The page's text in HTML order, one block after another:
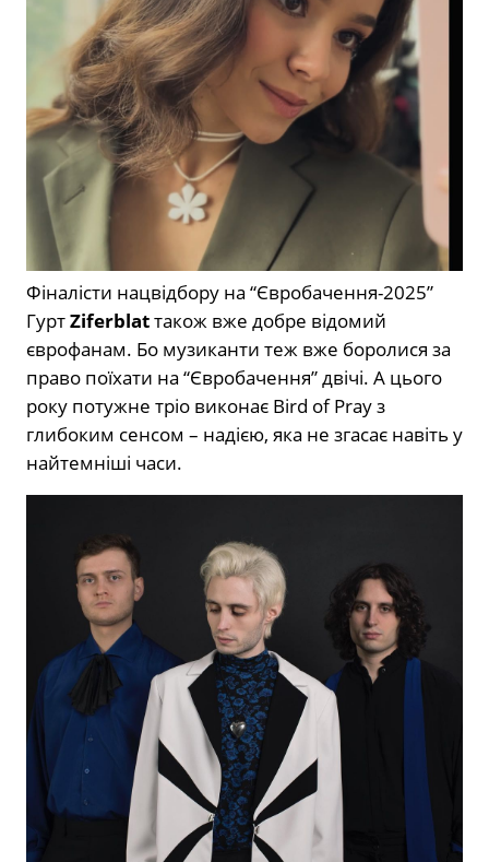
Фіналісти нацвідбору на “Євробачення-2025”
ГуртZiferblatтакож вже добре відомий
єврофанам. Бо музиканти теж вже боролися за
право поїхати на “Євробачення” двічі. А цього
року потужне тріо виконає Bird of Pray з
глибоким сенсом – надією, яка не згасає навіть у
найтемніші часи.